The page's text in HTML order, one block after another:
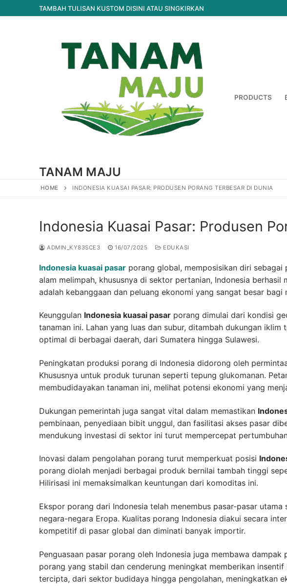
ke
TAMBAH TULISAN KUSTOM DISINI ATAU SINGKIRKAN
TANAM MAJU
PRODUCTS
HOME INDONESIA KUASAI PASAR: PRODUSEN PORANG TERBESAR DI DUNIA
Indonesia Kuasai Pasar: Produsen
ADMIN_KY83SCE3 16/07/2025 EDUKASI
Indonesia kuasai pasar porang global, memposisikan diri sebagai
alam melimpah, khususnya di sektor pertanian, Indonesia
adalah kebanggaan dan peluang ekonomi yang sangat besar bagi
Keunggulan Indonesia kuasai pasar porang dimulai dari kondisi
tanaman ini. Lahan yang luas dan subur, ditambah dukungan
optimal di berbagai daerah, dari Sumatera hingga Sulawesi.
Peningkatan produksi porang di Indonesia didorong oleh
Khususnya untuk produk turunan seperti tepung glukomanan.
membudidayakan tanaman ini, melihat potensi ekonomi yang
Dukungan pemerintah juga sangat vital dalam memastikan
pembinaan, penyediaan bibit unggul, dan fasilitasi akses pasar
mendukung investasi di sektor ini turut mempercepat
Inovasi dalam pengolahan porang turut memperkuat posisi
porang diolah menjadi berbagai produk bernilai tambah tinggi
Hilirisasi ini memaksimalkan keuntungan dari komoditas ini.
Ekspor porang dari Indonesia telah menembus pasar-pasar
negara-negara Eropa. Kualitas porang Indonesia diakui secara
kompetitif di pasar global dan diminati banyak importir.
Penguasaan pasar porang oleh Indonesia juga membawa
porang yang stabil dan cenderung meningkat memberikan
tercipta, dari sektor budidaya hingga pengolahan, meningkatkan